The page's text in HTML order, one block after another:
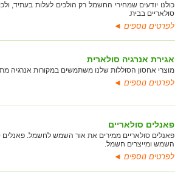
כולנו יודעים שמחירי החשמל רק הולכים לעלות בעתיד,
סולאריים בבית.
לפרטים נוספים ◄
אגירת אנרגיה סולארית
מוצרי אחסון הסוללות שלנו משתמשים במקורות אנרגיה
לפרטים נוספים ◄
פאנלים סולאריים
פאנלים סולאריים ממירים את אור השמש לחשמל. פאנלים
השמש ומייצרים חשמל.
לפרטים נוספים ◄